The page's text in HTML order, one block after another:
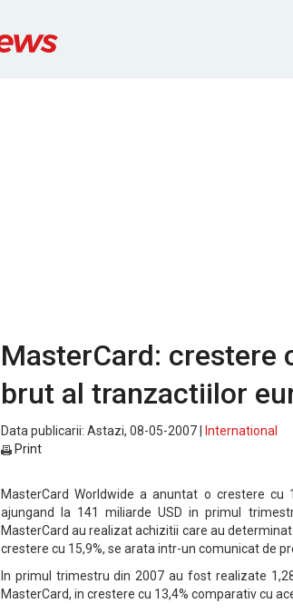
MasterCard: crestere
brut al tranzactiilor
Data publicarii: Astazi, 08-05-2007 |
International
Print
MasterCard Worldwide a anuntat o crestere
ajungand la 141 miliarde USD in primul
MasterCard au realizat achizitii care au
crestere cu 15,9%, se arata intr-un comunicat de
In primul trimestru din 2007 au fost realizate
MasterCard, in crestere cu 13,4% comparativ cu